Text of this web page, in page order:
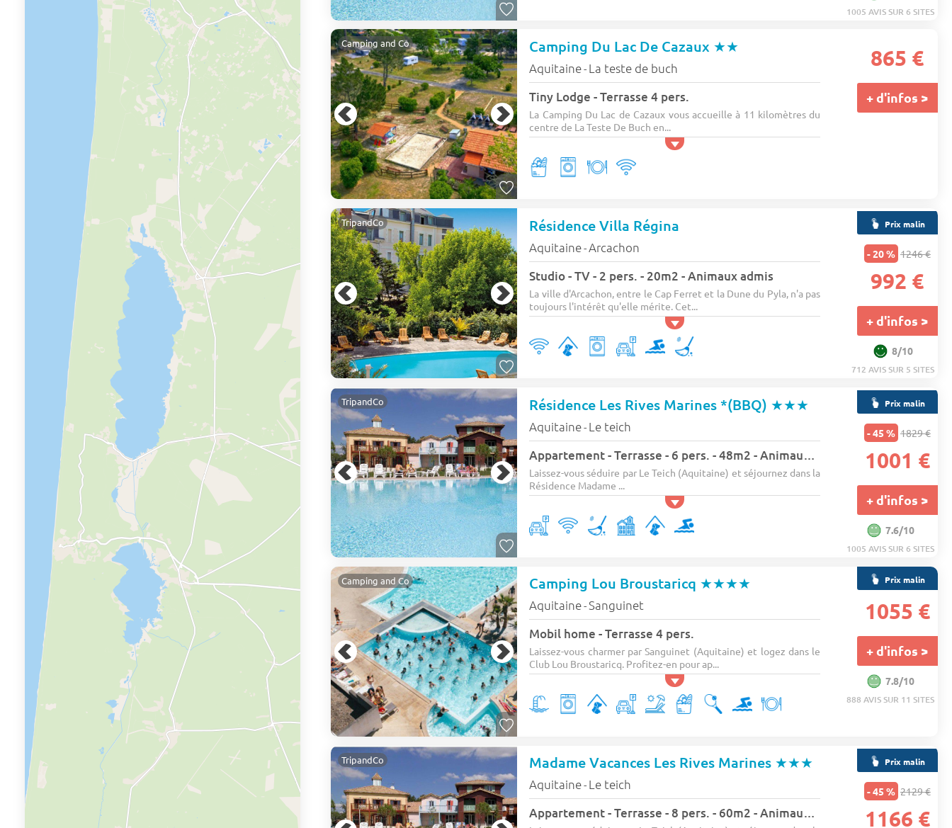
1005 AVIS SUR 6 SITES
Camping and Co Camping Du Lac De Cazaux ★★
Aquitaine- La teste de buch
Tiny Lodge - Terrasse 4 pers.
La Camping Du Lac de Cazaux vous accueille à 11 kilomètres du
centre de La Teste De Buch en...
865 €
+ d'infos >
TripandCo Résidence Villa Régina
Aquitaine-Arcachon
Studio - TV - 2 pers. - 20m2 - Animaux admis
La ville d'Arcachon, entre le Cap Ferret et la Dune du Pyla, n'a pas
toujours l'intérêt qu'elle mérite. Cet...
Prix malin
- 20 % 1246 €
992 €
+ d'infos >
8/10
712 AVIS SUR 5 SITES
TripandCo Résidence Les Rives Marines *(BBQ) ★★★
Aquitaine- Le teich
Appartement - Terrasse - 6 pers. - 48m2 - Animaux admis
Laissez-vous séduire par Le Teich (Aquitaine) et séjournez dans la
Résidence Madame ...
Prix malin
- 45 % 1829 €
1001 €
+ d'infos >
7.6/10
1005 AVIS SUR 6 SITES
Camping and Co Camping Lou Broustaricq ★★★★
Aquitaine-Sanguinet
Mobil home - Terrasse 4 pers.
Laissez-vous charmer par Sanguinet (Aquitaine) et logez dans le
Club Lou Broustaricq. Profitez-en pour ap...
Prix malin
1055 €
+ d'infos >
7.8/10
888 AVIS SUR 11 SITES
TripandCo Madame Vacances Les Rives Marines ★★★
Aquitaine- Le teich
Appartement - Terrasse - 8 pers. - 60m2 - Animaux admis
Prix malin
- 45 % 2129 €
1166 €